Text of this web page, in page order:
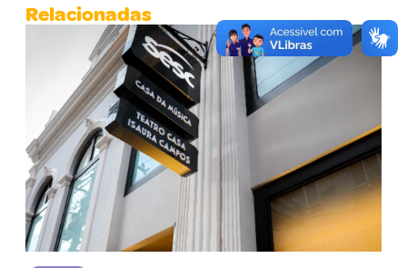
Relacionadas